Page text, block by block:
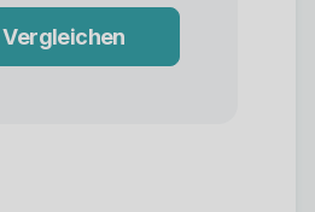
Vergleichen